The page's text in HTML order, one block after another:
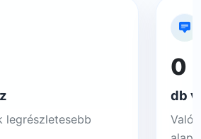
legrészletesebb
0
db